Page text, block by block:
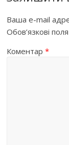
Ваша e-mail
Обов’язкові
Коментар*